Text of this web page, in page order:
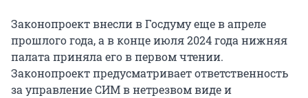
Законопроект внесли в Госдуму еще в апреле
прошлого года, а в конце июля 2024 года нижняя
палата приняла его в первом чтении.
Законопроект предусматривает ответственность
за управление СИМ в нетрезвом виде и